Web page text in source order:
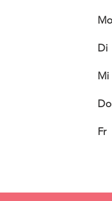
Mo
Di
Mi
Do
Fr